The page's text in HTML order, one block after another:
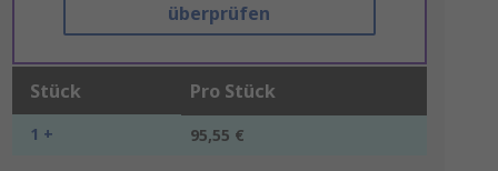
überprüfen
Stück Pro Stück
1 + 95,55 €